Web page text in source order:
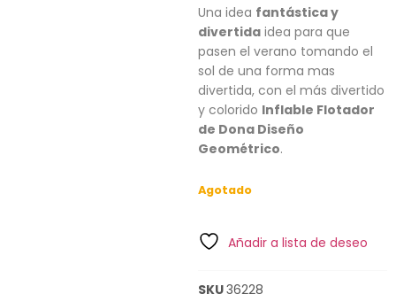
Una idea fantástica y
divertida idea para que
pasen el verano tomando el
sol de una forma mas
divertida, con el más divertido
y colorido Inflable Flotador
de Dona Diseño
Geométrico.
Agotado
Añadir a lista de deseo
SKU36228